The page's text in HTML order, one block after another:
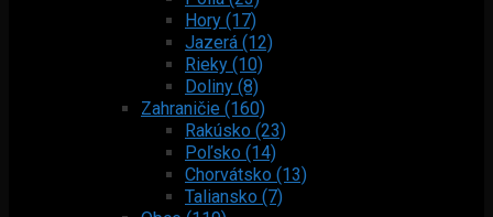
Hory (17)
Jazerá (12)
Rieky (10)
Doliny (8)
Zahraničie (160)
Rakúsko (23)
Poľsko (14)
Chorvátsko (13)
Taliansko (7)